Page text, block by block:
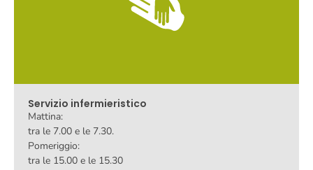
Servizio infermieristico
Mattina:
tra le 7.00 e le 7.30.
Pomeriggio:
tra le 15.00 e le 15.30